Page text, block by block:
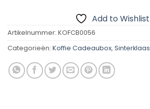
Add to Wishlist
Artikelnummer: KOFCB0056
Categorieën: Koffie Cadeaubox, Sinterklaas